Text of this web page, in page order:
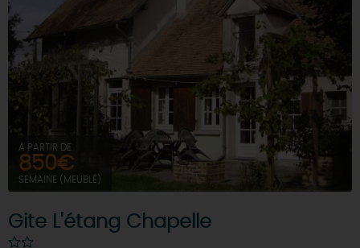
À PARTIR DE
850€
SEMAINE (MEUBLÉ)
Gite L'étang Chapelle